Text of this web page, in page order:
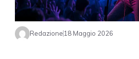
Redazione18 Maggio 2026